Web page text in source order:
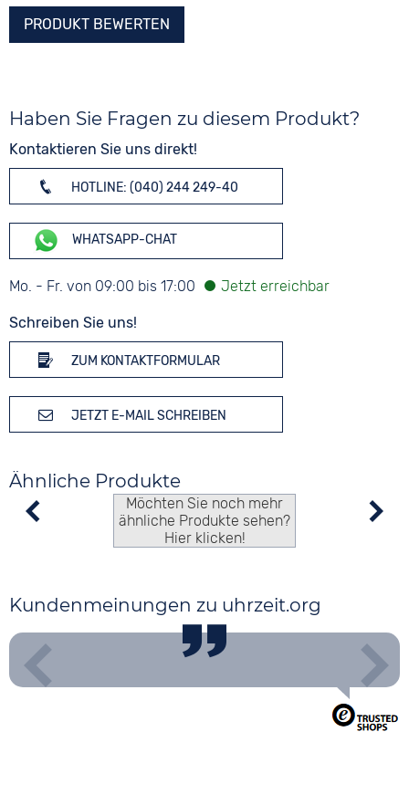
PRODUKT BEWERTEN
Haben Sie Fragen zu diesem Produkt?
Kontaktieren Sie uns direkt!
HOTLINE: (040) 244 249-40
WHATSAPP-CHAT
Mo. - Fr. von 09:00 bis 17:00
Schreiben Sie uns!
ZUM KONTAKTFORMULAR
JETZT E-MAIL SCHREIBEN
Ähnliche Produkte
Möchten Sie noch mehr
ähnliche Produkte sehen?
Hier klicken!
Kundenmeinungen zu uhrzeit.org